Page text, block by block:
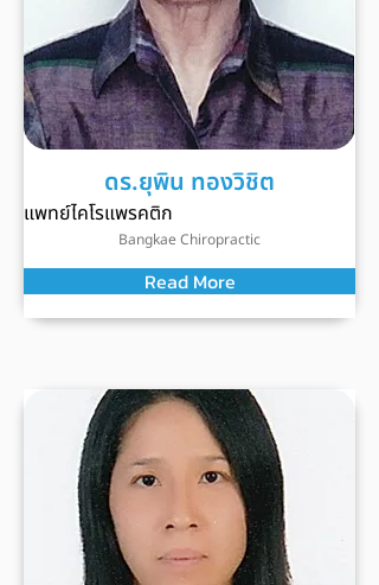
ดร.ยุพิน ทองวิชิต
แพทย์ไคโรแพรคติก
Bangkae Chiropractic
Read More